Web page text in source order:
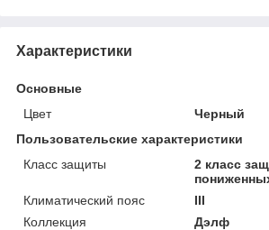
Характеристики
Основные
Цвет
Черный
Пользовательские характеристики
Класс защиты
2 класс
Климатический пояс
III
Коллекция
Дэлф